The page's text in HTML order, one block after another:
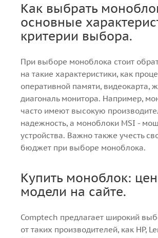
Как выбрать
основные
критерии выбора.
При выборе моноблока стоит
на такие характеристики, как
оперативной памяти, видеокарта,
диагональ монитора. Например,
часто имеют высокую
надежность, а моноблоки MSI -
устройства. Важно также учесть
бюджет при выборе моноблока.
Купить моноблок:
модели на сайте.
Comptech предлагает широкий
от таких производителей, как HP,